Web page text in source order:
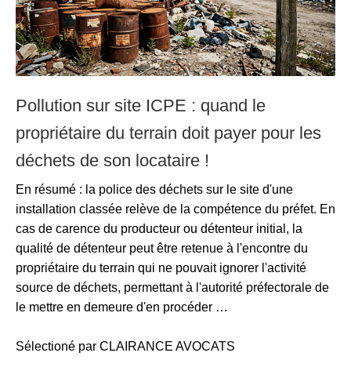
Pollution sur site ICPE : quand le
propriétaire du terrain doit payer pour les
déchets de son locataire !
En résumé : la police des déchets sur le site d'une
installation classée relève de la compétence du préfet. En
cas de carence du producteur ou détenteur initial, la
qualité de détenteur peut être retenue à l'encontre du
propriétaire du terrain qui ne pouvait ignorer l'activité
source de déchets, permettant à l'autorité préfectorale de
le mettre en demeure d'en procéder …
Sélectioné par CLAIRANCE AVOCATS